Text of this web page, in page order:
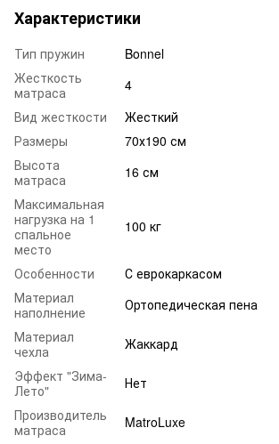
Характеристики
Тип пружин
Bonnel
Жесткость
матраса
4
Вид жесткости
Жесткий
Размеры
70х190 см
Высота
матраса
16 см
Максимальная
нагрузка на 1
спальное
место
100 кг
Особенности
С еврокаркасом
Материал
наполнение
Ортопедическая пена
Материал
чехла
Жаккард
Эффект "Зима-
Лето"
Нет
Производитель
матраса
MatroLuxe